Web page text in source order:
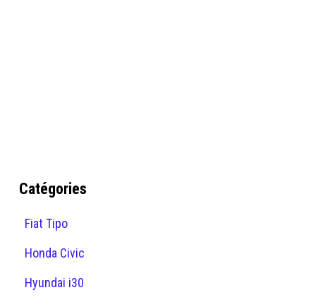
Catégories
Fiat Tipo
Honda Civic
Hyundai i30